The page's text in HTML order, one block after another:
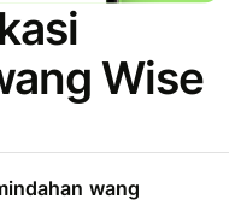
Wise
wang